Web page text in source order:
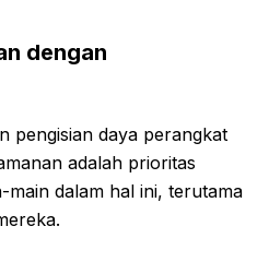
dengan
pengisian daya perangkat
adalah prioritas
main dalam hal ini, terutama